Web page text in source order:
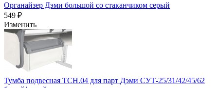
Органайзер Дэми большой со стаканчиком серый
549 ₽
Изменить
Тумба подвесная ТСН.04 для парт Дэми СУТ-25/31/42/45/62